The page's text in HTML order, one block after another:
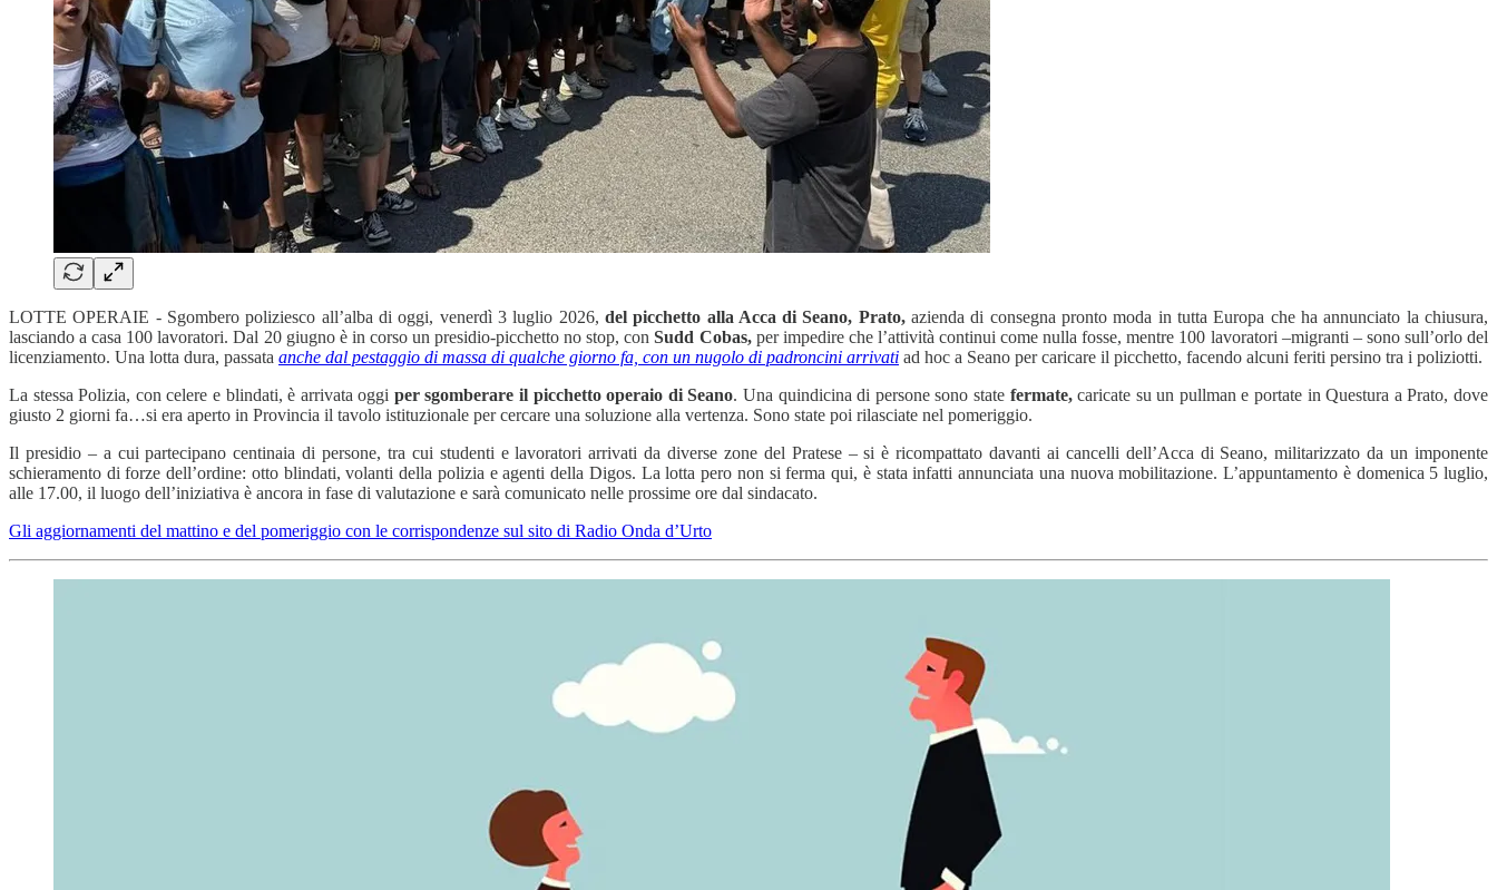
LOTTE OPERAIE - Sgombero poliziesco all’alba di oggi, venerdì 3 luglio 2026, del picchetto alla Acca di Seano, Prato,azienda di consegna pronto moda in tutta Europa che ha annunciato la chiusura,
lasciando a casa 100 lavoratori. Dal 20 giugno è in corso un presidio-picchetto no stop, conSudd Cobas,per impedire che l’attività continui come nulla fosse, mentre 100 lavoratori –migranti – sono sull’orlo del
licenziamento. Una lotta dura, passata anche dal pestaggio di massa di qualche giorno fa, con un nugolo di padroncini arrivati ad hoc a Seano per caricare il picchetto, facendo alcuni feriti persino tra i poliziotti.
La stessa Polizia, con celere e blindati, è arrivata oggi per sgomberare il picchetto operaio di Seano. Una quindicina di persone sono state fermate,caricate su un pullman e portate in Questura a Prato, dove
giusto 2 giorni fa…si era aperto in Provincia il tavolo istituzionale per cercare una soluzione alla vertenza. Sono state poi rilasciate nel pomeriggio.
Il presidio – a cui partecipano centinaia di persone, tra cui studenti e lavoratori arrivati da diverse zone del Pratese – si è ricompattato davanti ai cancelli dell’Acca di Seano, militarizzato da un imponente
schieramento di forze dell’ordine: otto blindati, volanti della polizia e agenti della Digos. La lotta pero non si ferma qui, è stata infatti annunciata una nuova mobilitazione. L’appuntamento è domenica 5 luglio,
alle 17.00, il luogo dell’iniziativa è ancora in fase di valutazione e sarà comunicato nelle prossime ore dal sindacato.
Gli aggiornamenti del mattino e del pomeriggio con le corrispondenze sul sito di Radio Onda d’Urto